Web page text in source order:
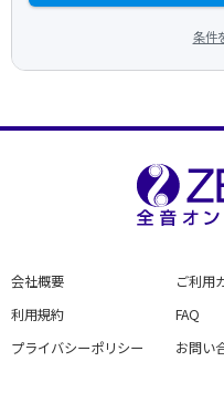
条件
会社概要
利用規約
プライバシーポリシー
ご利用
FAQ
お問い